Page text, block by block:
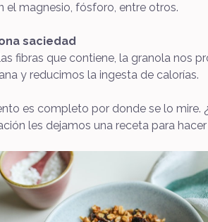
el magnesio, fósforo, entre otros.
saciedad
fibras que contiene, la granola nos
y reducimos la ingesta de calorías.
es completo por donde se lo mire.
les dejamos una receta para